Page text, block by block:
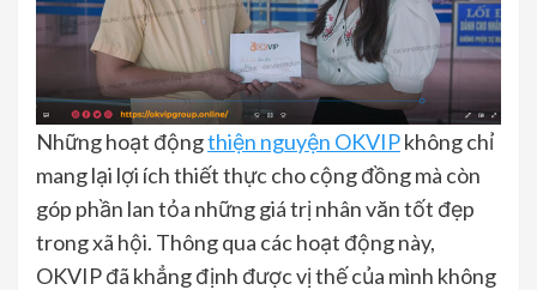
Những hoạt độngthiện nguyện OKVIPkhông chỉ
mang lại lợi ích thiết thực cho cộng đồng mà còn
góp phần lan tỏa những giá trị nhân văn tốt đẹp
trong xã hội. Thông qua các hoạt động này,
OKVIP đã khẳng định được vị thế của mình không